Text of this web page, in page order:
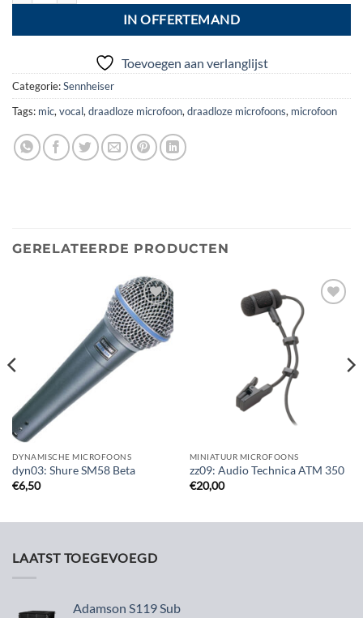
IN OFFERTEMAND
Toevoegen aan verlanglijst
Categorie:Sennheiser
Tags: mic, vocal, draadloze microfoon, draadloze microfoons, microfoon
GERELATEERDE PRODUCTEN
Toevoegen
aan
verlanglijst
DYNAMISCHE MICROFOONS
dyn03: Shure SM58 Beta
€6,50
Toevoegen
verlanglijst
MINIATUUR MICROFOONS
zz09: Audio Technica ATM 350
€20,00
LAATST TOEGEVOEGD
Adamson S119 Sub